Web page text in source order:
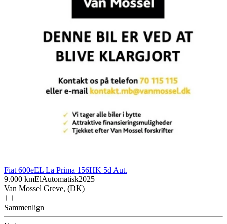
Fiat 600eEL La Prima 156HK 5d Aut.
9.000 kmElAutomatisk2025
Van Mossel Greve, (DK)
Sammenlign